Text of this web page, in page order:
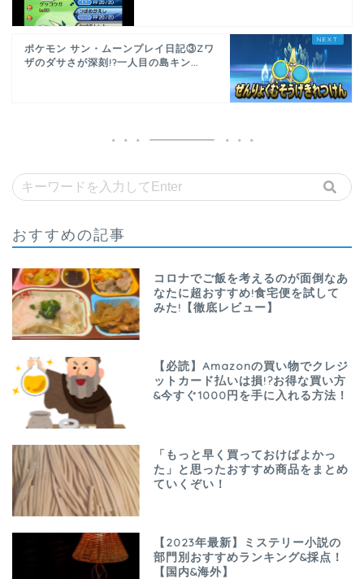
ポケモン サン・ムーンプレイ日記③Zワ
ザのダサさが深刻!?一人目の島キン...
おすすめの記事
コロナでご飯を考えるのが面倒なあ
なたに超おすすめ!食宅便を試して
みた!【徹底レビュー】
【必読】Amazonの買い物でクレジ
ットカード払いは損!?お得な買い方
&今すぐ1000円を手に入れる方法！
「もっと早く買っておけばよかっ
た」と思ったおすすめ商品をまとめ
ていくぞい！
【2023年最新】ミステリー小説の
部門別おすすめランキング&採点！
【国内&海外】